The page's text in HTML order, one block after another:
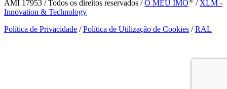
AMI 17953 / Todos os direitos reservados /O MEU IMO / XLM -
Innovation & Technology
Política de Privacidade /Política de Utilização de Cookies /RAL